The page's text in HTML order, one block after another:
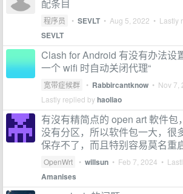
配条目
程序员 • SEVLT • Aug 5, 2022 • Lastly
SEVLT
Clash for Android 有没有办法设
一个 wifi 时自动关闭代理“
宽带症候群 • Rabbircantknow • Nov 7,
Lastly replied byhaoliao
有沒有精简点的 open art 軟件包
没有分区，所以软件包一大，很
保存不了，而且特别容易莫名重
OpenWrt • willsun • Feb 7, 2024 •
Amanises